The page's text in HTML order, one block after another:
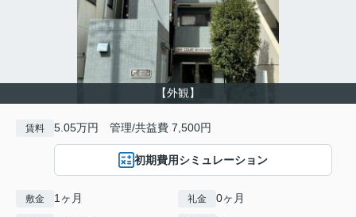
【外観】
賃料 5.05万円 管理/共益費 7,500円
初期費用シミュレーション
敷金 1ヶ月 礼金 0ヶ月